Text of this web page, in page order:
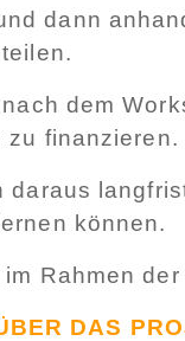
dann
dem
zu finanzieren.
daraus
können.
im Rahmen
DAS